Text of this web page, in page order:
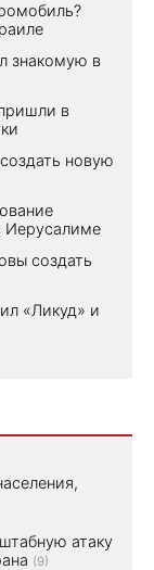
знакомую в
в
новую
Иерусалиме
создать
«Ликуд» и
атаку
(9)